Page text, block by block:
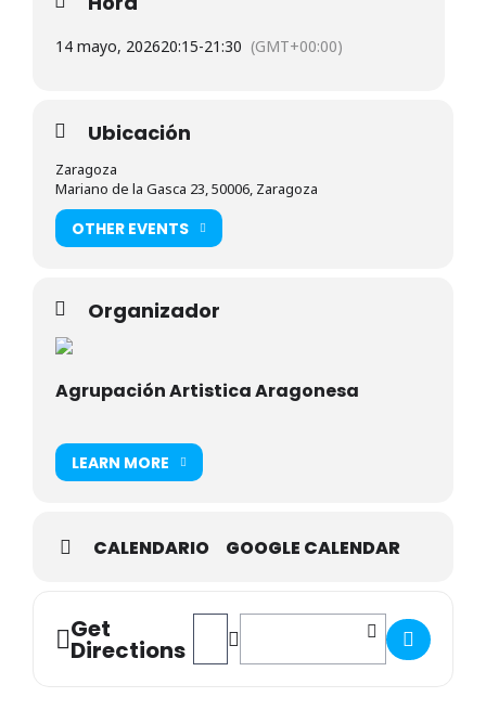
14 mayo, 202620:15-21:30 (GMT+00:00)
Ubicación
Zaragoza
Mariano de la Gasca 23, 50006, Zaragoza
OTHER EVENTS
Organizador
Agrupación Artistica Aragonesa
LEARN MORE
CALENDARIO GOOGLE CALENDAR
Get
Directions
Address - Música Solidaria. Jóvenes
Destination Address - Música